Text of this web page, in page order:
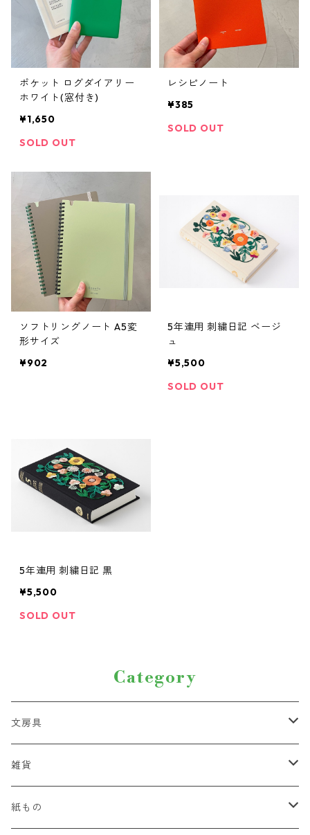
ポケット ログダイアリー
ホワイト(窓付き)
¥1,650
SOLD OUT
レシピノート
¥385
SOLD OUT
ソフトリングノート A5変
形サイズ
¥902
5年連用 刺繍日記 ベージ
ュ
¥5,500
SOLD OUT
5年連用 刺繍日記 黒
¥5,500
SOLD OUT
Category
文房具
ペン
ハサミ・カッター
雑貨
紐
紙もの